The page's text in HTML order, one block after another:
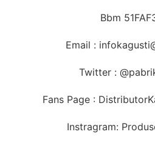
Bbm
Email :
Twitter :
Fans Page :
Instragram: